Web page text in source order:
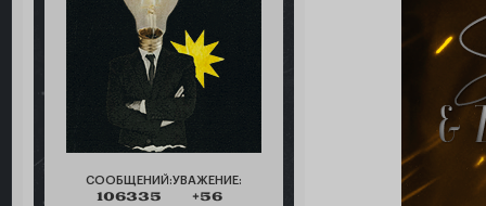
СООБЩЕНИЙ:
106335
УВАЖЕНИЕ:
+56